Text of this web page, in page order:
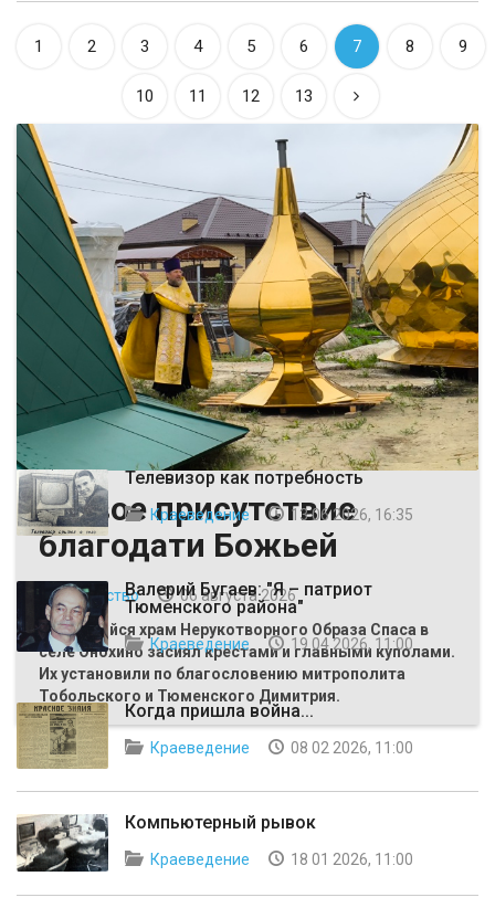
1 2 3 4 5 6 7 8 9
10 11 12 13
Живое присутствие
благодати Божьей
Общество
06 августа 2026
Строящийся храм Нерукотворного Образа Спаса в
селе Онохино засиял крестами и главными куполами.
Их установили по благословению митрополита
Тобольского и Тюменского Димитрия.
ВЫБОР РЕДАКЦИИ
Телевизор как потребность
Краеведение 13 06 2026, 16:35
Валерий Бугаев: "Я – патриот
Тюменского района"
Краеведение 19 04 2026, 11:00
Когда пришла война...
Краеведение 08 02 2026, 11:00
Компьютерный рывок
Краеведение 18 01 2026, 11:00